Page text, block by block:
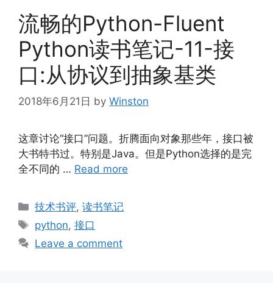
流畅的Python-Fluent
Python读书笔记-11-接
口:从协议到抽象基类
2018年6月21日 by Winston
这章讨论“接口”问题。折腾面向对象那些年，接口被
大书特书过。特别是Java。但是Python选择的是完
全不同的 … Read more
Categories
技术书评,读书笔记
Tags
python,接口
Leave a comment